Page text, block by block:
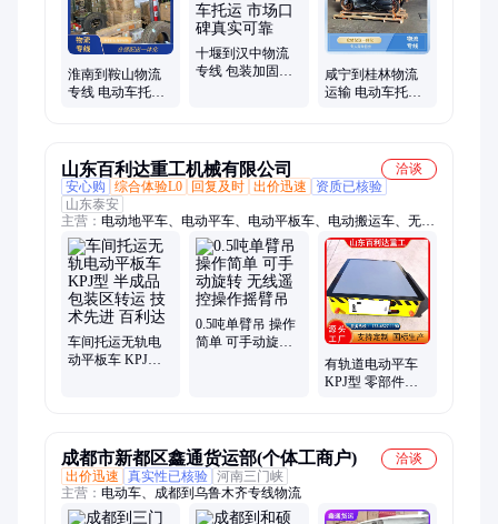
淮南到鞍山物流
专线 电动车托运
十堰到汉中物流
专线 包装加固服
咸宁到桂林物流
运输 电动车托运
山东百利达重工机械有限公司
洽谈
安心购
综合体验L0 回复及时 出价迅速
资质已核验
山东泰安
主营： 电动地平车、电动平车、电动平板车、电动搬运车、无轨
地平车、蓄电池地平车、轨道地平车
车间托运无轨电
动平板车 KPJ型
0.5吨单臂吊 操作
简单 可手动旋转
有轨道电动平车
KPJ型 零部件仓
成都市新都区鑫通货运部(个体工商户)
洽谈
出价迅速
真实性已核验 河南三门峡
主营： 电动车、成都到乌鲁木齐专线物流